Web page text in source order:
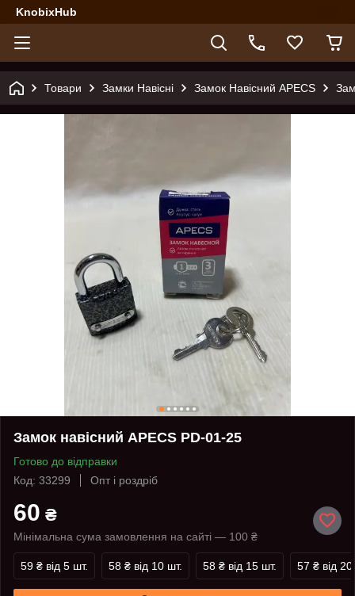
KnobixHub
Товари Замки Навісні Замок Навісний APECS
Замок навісний APECS PD-01-25
Готово до відправки
Код: 33299
Опт і роздріб
60 ₴
Мінімальна сума замовлення на сайті — 100 ₴
59 ₴ від 5 шт. 58 ₴ від 10 шт. 58 ₴ від 15 шт. 57 ₴ від